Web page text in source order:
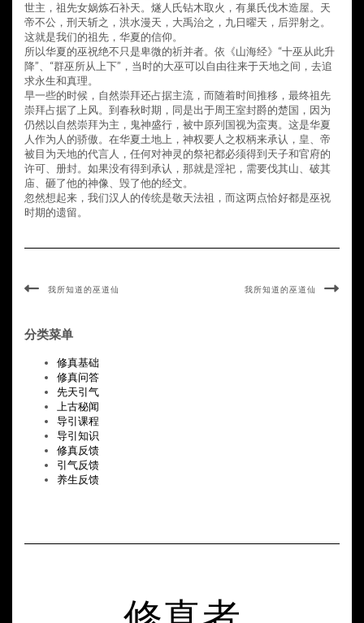
世主，祖先女娲炼石补天。燧人氏钻木取火，有巢氏伐木造屋。天
帝不公，刑天斩之，洪水漫天，大禹治之，九日曜天，后羿射之。
这就是我们的祖先，华夏的信仰。
所以华夏的巫祝绝不只是卑微的祈并者。依《山海经》“十巫从此升
降”、“群巫所从上下”，当时的大巫可以自由往来于天地之间，去追
求永生和真理。
早一些的时候，自然崇拜还占据主流，而随着时间推移，最终祖先
崇拜占据了上风。到春秋时期，同是出于周王室封爵的楚国，因为
仍然以自然崇拜为主，鬼神盛行，被中原列国视为蛮夷。这是华夏
人作为人的骄傲。在华夏土地上，神权要人之权柄来承认，皇、帝
被目为天地的代言人，任何对神灵的祭祀都必须得到天子和官府的
许可、册封。如果没有得到承认，那就是淫祀，需要伐其山、破其
庙、砸了他的神像、毁了他的经文。
忽然想起来，我们汉人的传统是敬天法祖，而这两点恰好都是巫祝
时期的遗留。
我所知道的巫道仙 我所知道的巫道仙
分类菜单
修真基础
修真问答
先天引气
上古秘闻
导引课程
导引知识
修真反馈
引气反馈
养生反馈